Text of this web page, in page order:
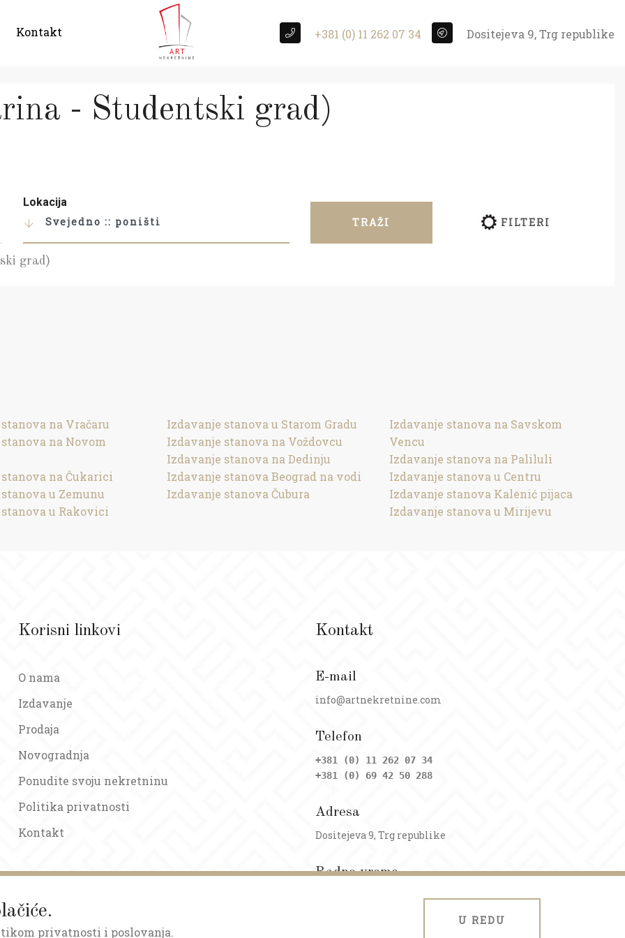
Kontakt +381 (0) 11 262 07 34 Dositejeva 9, Trg republike
privatnosti i poslovanja.
U REDU
- Studentski grad)
Lokacija
Svejedno :: poništi
TRAŽI FILTERI
grad)
na Vračaru
na Novom
na Čukarici
u Zemunu
u Rakovici
Izdavanje stanova u Starom Gradu
Izdavanje stanova na Voždovcu
Izdavanje stanova na Dedinju
Izdavanje stanova Beograd na vodi
Izdavanje stanova Čubura
Izdavanje stanova na Savskom
Vencu
Izdavanje stanova na Paliluli
Izdavanje stanova u Centru
Izdavanje stanova Kalenić pijaca
Izdavanje stanova u Mirijevu
Korisni linkovi
O nama
Izdavanje
Prodaja
Novogradnja
Ponudite svoju nekretninu
Politika privatnosti
Kontakt
Kontakt
E-mail
info@artnekretnine.com
Telefon
+381 (0) 11 262 07 34
+381 (0) 69 42 50 288
Adresa
Dositejeva 9, Trg republike
Radno vreme
Ponedeljak - petak: 09 - 20h